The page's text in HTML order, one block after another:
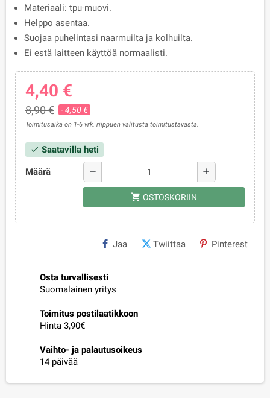
Materiaali: tpu-muovi.
Helppo asentaa.
Suojaa puhelintasi naarmuilta ja kolhuilta.
Ei estä laitteen käyttöä normaalisti.
4,40 €
8,90 € - 4,50 €
Toimitusaika on 1-6 vrk. riippuen valitusta toimitustavasta.
check Saatavilla heti
Määrä remove add
shopping_cart OSTOSKORIIN
Jaa Twiittaa Pinterest
Osta turvallisesti
Suomalainen yritys
Toimitus postilaatikkoon
Hinta 3,90€
Vaihto- ja palautusoikeus
14 päivää